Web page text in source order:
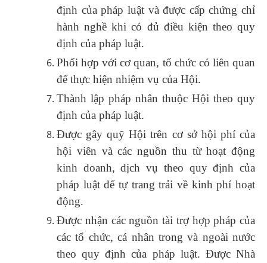
định của pháp luật và được cấp chứng chỉ
hành nghề khi có đủ điều kiện theo quy
định của pháp luật.
Phối hợp với cơ quan, tổ chức có liên quan
để thực hiện nhiệm vụ của Hội.
Thành lập pháp nhân thuộc Hội theo quy
định của pháp luật.
Được gây quỹ Hội trên cơ sở hội phí của
hội viên và các nguồn thu từ hoạt động
kinh doanh, dịch vụ theo quy định của
pháp luật để tự trang trải về kinh phí hoạt
động.
Được nhận các nguồn tài trợ hợp pháp của
các tổ chức, cá nhân trong và ngoài nước
theo quy định của pháp luật. Được Nhà